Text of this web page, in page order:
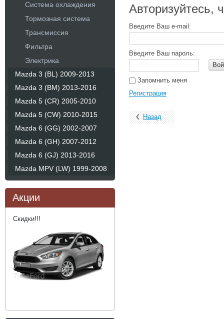
Система охлаждения
Тормозная система
Трансмиссия
Фильтра
Электрика
Mazda 3 (BL) 2009-2013
Mazda 3 (BM) 2013-2016
Mazda 5 (CR) 2005-2010
Mazda 5 (CW) 2010-2015
Mazda 6 (GG) 2002-2007
Mazda 6 (GH) 2007-2012
Mazda 6 (GJ) 2013-2016
Mazda MPV (LW) 1999-2008
Акции
Скидки!!!
Авторизуйтесь,
Введите Ваш e-mail:
Введите Ваш пароль:
Запомнить меня
Регистрация
Назад